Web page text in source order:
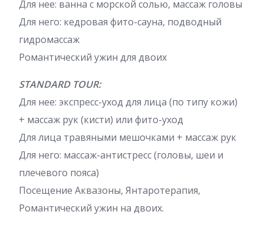
Для нее: ванна с морской солью, массаж головы
Для него: кедровая фито-сауна, подводный
гидромассаж
Романтический ужин для двоих
STANDARD TOUR:
Для нее: экспресс-уход для лица (по типу кожи)
+ массаж рук (кисти) или фито-уход
Для лица травяными мешочками + массаж рук
Для него: массаж-антистресс (головы, шеи и
плечевого пояса)
Посещение Аквазоны, Янтаротерапия,
Романтический ужин на двоих.